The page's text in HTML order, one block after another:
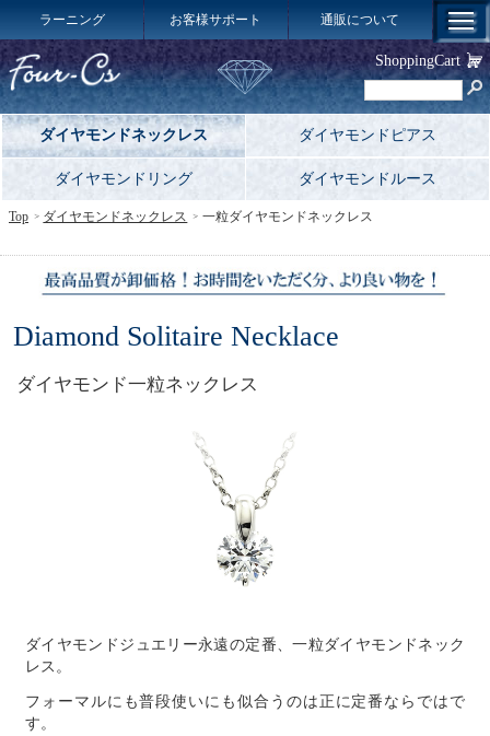
ラーニング お客様サポート 通販について
ダイヤモンドネックレス ダイヤモンドピアス
ダイヤモンドリング ダイヤモンドルース
Diamond Solitaire Necklace
ダイヤモンド一粒ネックレス
ダイヤモンドジュエリー永遠の定番、一粒ダイヤモンドネック
レス。
フォーマルにも普段使いにも似合うのは正に定番ならではで
す。
Top ダイヤモンドネックレス 一粒ダイヤモンドネックレス
ShoppingCart